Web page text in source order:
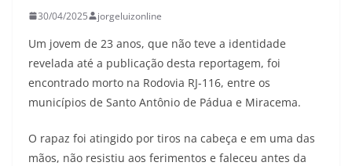
30/04/2025 jorgeluizonline
Um jovem de 23 anos, que não teve a identidade
revelada até a publicação desta reportagem, foi
encontrado morto na Rodovia RJ-116, entre os
municípios de Santo Antônio de Pádua e Miracema.
O rapaz foi atingido por tiros na cabeça e em uma das
mãos, não resistiu aos ferimentos e faleceu antes da